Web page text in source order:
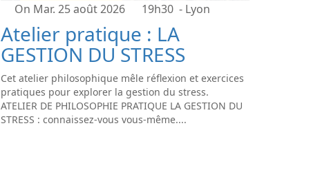
On Mar. 25 août 2026 19h30 - Lyon
Atelier pratique : LA
GESTION DU STRESS
Cet atelier philosophique mêle réflexion et exercices
pratiques pour explorer la gestion du stress.
ATELIER DE PHILOSOPHIE PRATIQUE LA GESTION DU
STRESS : connaissez-vous vous-même....